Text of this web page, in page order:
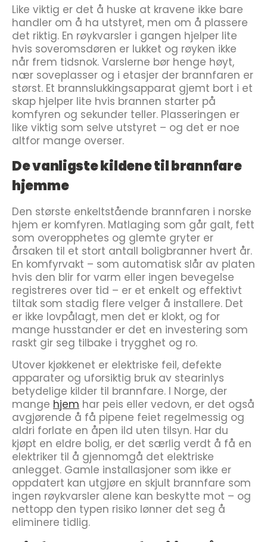
Like viktig er det å huske at kravene ikke bare
handler om å ha utstyret, men om å plassere
det riktig. En røykvarsler i gangen hjelper lite
hvis soveromsdøren er lukket og røyken ikke
når frem tidsnok. Varslerne bør henge høyt,
nær soveplasser og i etasjer der brannfaren er
størst. Et brannslukkingsapparat gjemt bort i et
skap hjelper lite hvis brannen starter på
komfyren og sekunder teller. Plasseringen er
like viktig som selve utstyret – og det er noe
altfor mange overser.
De vanligste kildene til brannfare
hjemme
Den største enkeltstående brannfaren i norske
hjem er komfyren. Matlaging som går galt, fett
som overopphetes og glemte gryter er
årsaken til et stort antall boligbranner hvert år.
En komfyrvakt – som automatisk slår av platen
hvis den blir for varm eller ingen bevegelse
registreres over tid – er et enkelt og effektivt
tiltak som stadig flere velger å installere. Det
er ikke lovpålagt, men det er klokt, og for
mange husstander er det en investering som
raskt gir seg tilbake i trygghet og ro.
Utover kjøkkenet er elektriske feil, defekte
apparater og uforsiktig bruk av stearinlys
betydelige kilder til brannfare. I Norge, der
mange hjem har peis eller vedovn, er det også
avgjørende å få pipene feiet regelmessig og
aldri forlate en åpen ild uten tilsyn. Har du
kjøpt en eldre bolig, er det særlig verdt å få en
elektriker til å gjennomgå det elektriske
anlegget. Gamle installasjoner som ikke er
oppdatert kan utgjøre en skjult brannfare som
ingen røykvarsler alene kan beskytte mot – og
nettopp den typen risiko lønner det seg å
eliminere tidlig.